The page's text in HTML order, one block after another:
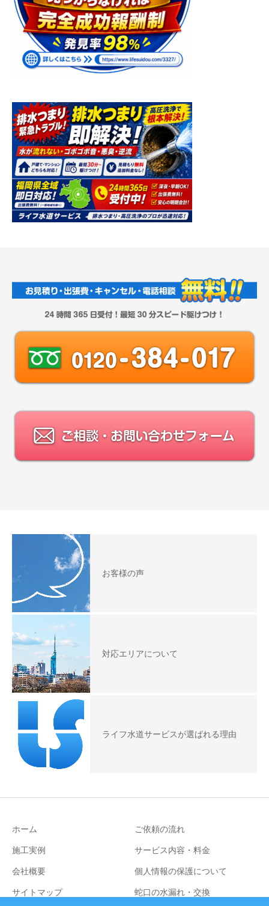
お客様の声
対応エリアについて
ライフ水道サービスが選ばれる理由
ホーム
ご依頼の流れ
施工実例
サービス内容・料金
会社概要
個人情報の保護について
サイトマップ
蛇口の水漏れ・交換